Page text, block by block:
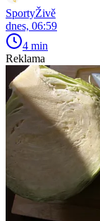
SportyŽivě
dnes, 06:59
4 min
Reklama